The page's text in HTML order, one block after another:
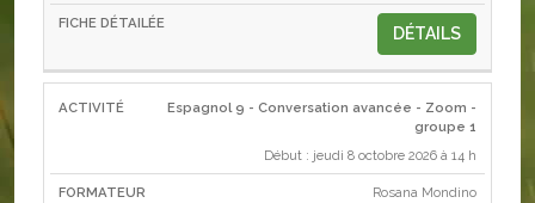
DÉTAILS
Espagnol 9 - Conversation avancée - Zoom -
groupe 1
Début : jeudi 8 octobre 2026 à 14 h
Rosana Mondino